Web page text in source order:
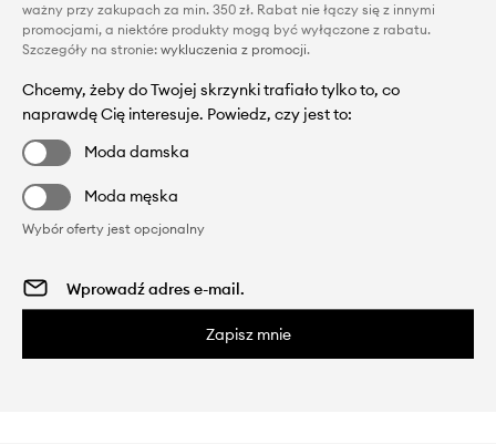
ważny przy zakupach za min. 350 zł. Rabat nie łączy się z innymi
promocjami, a niektóre produkty mogą być wyłączone z rabatu.
Szczegóły na stronie: wykluczenia z promocji.
Chcemy, żeby do Twojej skrzynki trafiało tylko to, co
naprawdę Cię interesuje. Powiedz, czy jest to:
Moda damska
Moda męska
Wybór oferty jest opcjonalny
Zapisz mnie